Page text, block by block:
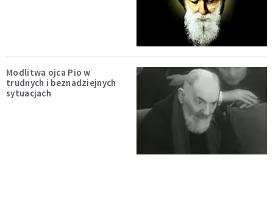
Modlitwa ojca Pio w
trudnych i beznadziejnych
sytuacjach